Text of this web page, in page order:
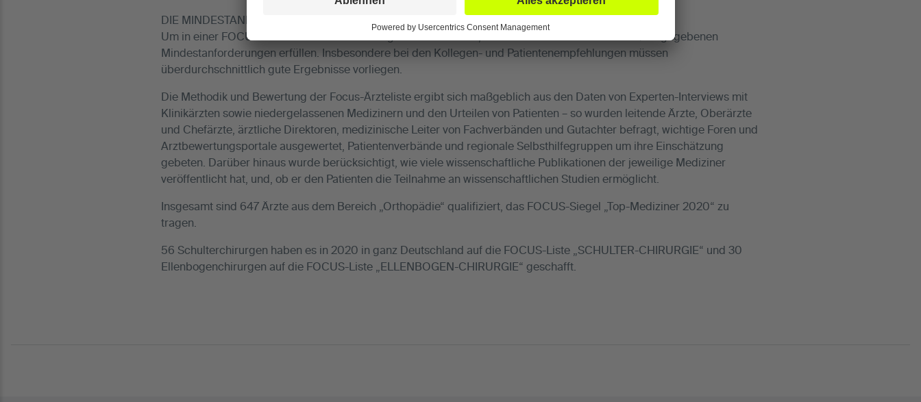
DIE MINDESTANFORDERUNGEN
Um in einer FOCUS-GESUNDHEIT Ärzteliste geführt zu werden, müssen die Ärzte die von MINQ vorgegebenen
Mindestanforderungen erfüllen. Insbesondere bei den Kollegen- und Patientenempfehlungen müssen
überdurchschnittlich gute Ergebnisse vorliegen.
Die Methodik und Bewertung der Focus-Ärzteliste ergibt sich maßgeblich aus den Daten von Experten-Interviews mit
Klinikärzten sowie niedergelassenen Medizinern und den Urteilen von Patienten – so wurden leitende Ärzte, Oberärzte
und Chefärzte, ärztliche Direktoren, medizinische Leiter von Fachverbänden und Gutachter befragt, wichtige Foren und
Arztbewertungsportale ausgewertet, Patientenverbände und regionale Selbsthilfegruppen um ihre Einschätzung
gebeten. Darüber hinaus wurde berücksichtigt, wie viele wissenschaftliche Publikationen der jeweilige Mediziner
veröffentlicht hat, und, ob er den Patienten die Teilnahme an wissenschaftlichen Studien ermöglicht.
Insgesamt sind 647 Ärzte aus dem Bereich „Orthopädie“ qualifiziert, das FOCUS-Siegel „Top-Mediziner 2020“ zu
tragen.
56 Schulterchirurgen haben es in 2020 in ganz Deutschland auf die FOCUS-Liste „SCHULTER-CHIRURGIE“ und 30
Ellenbogenchirurgen auf die FOCUS-Liste „ELLENBOGEN-CHIRURGIE“ geschafft.